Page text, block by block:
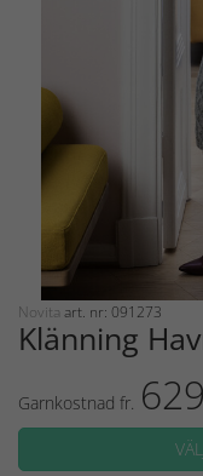
Novita art. nr: 091273
Klänning
Garnkostnad fr. 629